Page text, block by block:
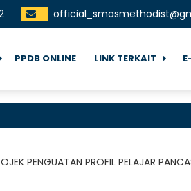
PPDB ONLINE LINK TERKAIT
PENGUATAN PROFIL PELAJAR